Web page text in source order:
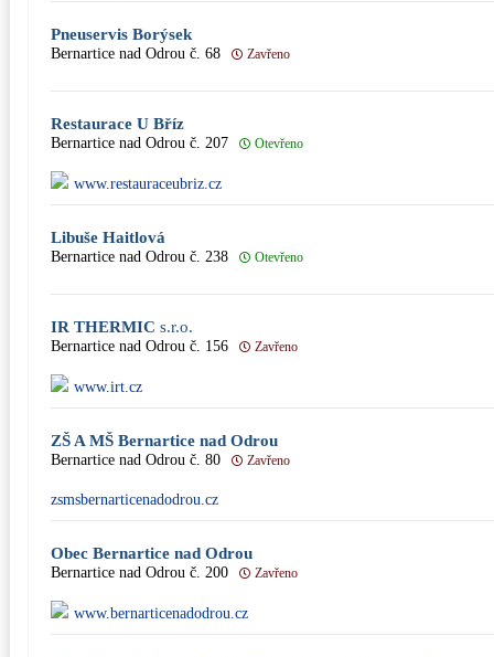
Pneuservis Borýsek
Bernartice nad Odrou č. 68 Zavřeno
Restaurace U Bříz
Bernartice nad Odrou č. 207 Otevřeno
www.restauraceubriz.cz
Libuše Haitlová
Bernartice nad Odrou č. 238 Otevřeno
IR THERMIC s.r.o.
Bernartice nad Odrou č. 156 Zavřeno
www.irt.cz
ZŠ A MŠ Bernartice nad Odrou
Bernartice nad Odrou č. 80 Zavřeno
zsmsbernarticenadodrou.cz
Obec Bernartice nad Odrou
Bernartice nad Odrou č. 200 Zavřeno
www.bernarticenadodrou.cz